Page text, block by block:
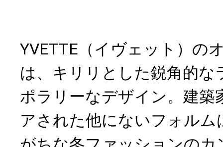
YVETTE（イヴェット）の
は、キリリとした鋭角的な
ポラリーなデザイン。建築
アされた他にないフォル